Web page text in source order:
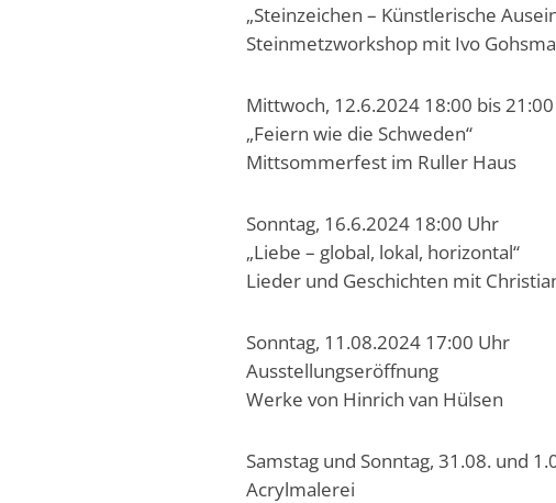
„Steinzeichen – Künstlerische
Steinmetzworkshop mit Ivo
Mittwoch, 12.6.2024 18:00 bis
„Feiern wie die Schweden“
Mittsommerfest im Ruller Haus
Sonntag, 16.6.2024 18:00 Uhr
„Liebe – global, lokal, horizontal“
Lieder und Geschichten mit
Sonntag, 11.08.2024 17:00 Uhr
Ausstellungseröffnung
Werke von Hinrich van Hülsen
Samstag und Sonntag, 31.08. und
Acrylmalerei